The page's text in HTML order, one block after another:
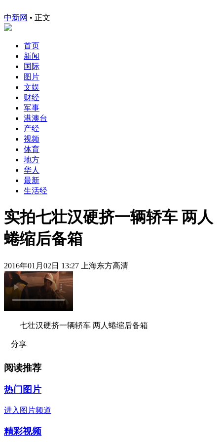
中新网 • 正文
首页
新闻
国际
图片
文娱
财经
军事
港澳台
产经
视频
体育
地方
华人
最新
生活经
实拍七壮汉硬挤一辆轿车 两人
蜷缩后备箱
2016年01月02日 13:27 上海东方高清
七壮汉硬挤一辆轿车 两人蜷缩后备箱
分享
阅读推荐
热门图片
进入图片频道
精彩视频